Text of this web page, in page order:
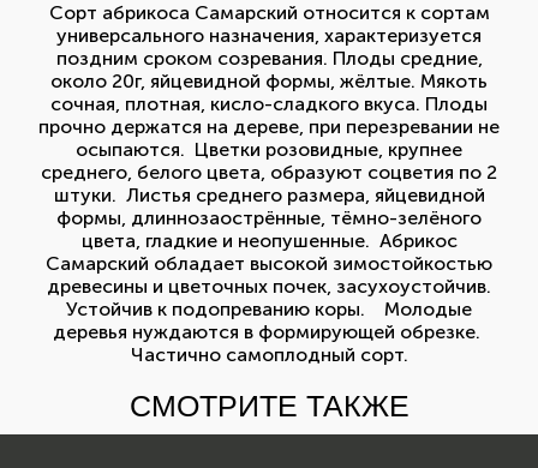
Сорт абрикоса Самарский относится к сортам
универсального назначения, характеризуется
поздним сроком созревания. Плоды средние,
около 20г, яйцевидной формы, жёлтые. Мякоть
сочная, плотная, кисло-сладкого вкуса. Плоды
прочно держатся на дереве, при перезревании не
осыпаются. Цветки розовидные, крупнее
среднего, белого цвета, образуют соцветия по 2
штуки. Листья среднего размера, яйцевидной
формы, длиннозаострённые, тёмно-зелёного
цвета, гладкие и неопушенные. Абрикос
Самарский обладает высокой зимостойкостью
древесины и цветочных почек, засухоустойчив.
Устойчив к подопреванию коры. Молодые
деревья нуждаются в формирующей обрезке.
Частично самоплодный сорт.
СМОТРИТЕ ТАКЖЕ